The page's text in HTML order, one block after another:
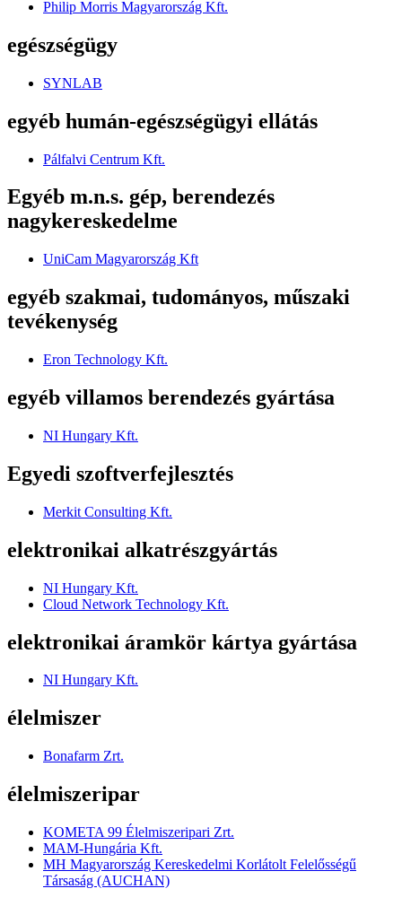
Philip Morris Magyarország Kft.
egészségügy
SYNLAB
egyéb humán-egészségügyi ellátás
Pálfalvi Centrum Kft.
Egyéb m.n.s. gép, berendezés
nagykereskedelme
UniCam Magyarország Kft
egyéb szakmai, tudományos, műszaki
tevékenység
Eron Technology Kft.
egyéb villamos berendezés gyártása
NI Hungary Kft.
Egyedi szoftverfejlesztés
Merkit Consulting Kft.
elektronikai alkatrészgyártás
NI Hungary Kft.
Cloud Network Technology Kft.
elektronikai áramkör kártya gyártása
NI Hungary Kft.
élelmiszer
Bonafarm Zrt.
élelmiszeripar
KOMETA 99 Élelmiszeripari Zrt.
MAM-Hungária Kft.
MH Magyarország Kereskedelmi Korlátolt Felelősségű
Társaság (AUCHAN)